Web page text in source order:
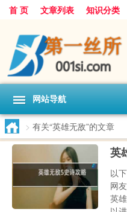
首 页 文章列表 知识分类
网站导航
> 有关“英雄无敌”的文章
英
以
网
英